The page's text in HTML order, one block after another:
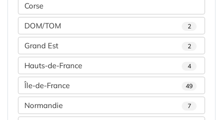
Corse
DOM/TOM 2
Grand Est 2
Hauts-de-France 4
Île-de-France 49
Normandie 7